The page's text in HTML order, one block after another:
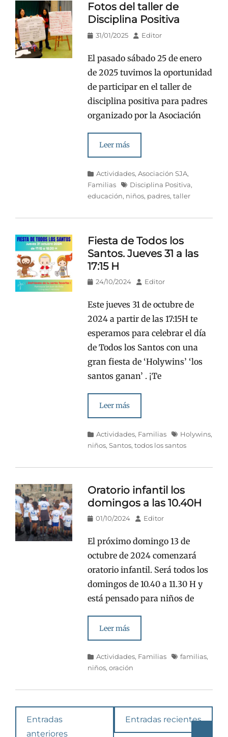
Fotos del taller de
Disciplina Positiva
Publicado
31/01/2025 AutorEditor
El pasado sábado 25 de enero
de 2025 tuvimos la oportunidad
de participar en el taller de
disciplina positiva para padres
organizado por la Asociación
Leer más
Categorías
Actividades,Asociación SJA,
Familias
Etiquetas
Disciplina Positiva,
educación, niños, padres,taller
Fiesta de Todos los
Santos. Jueves 31 a las
17:15 H
Publicado
24/10/2024 AutorEditor
Este jueves 31 de octubre de
2024 a partir de las 17:15H te
esperamos para celebrar el día
de Todos los Santos con una
gran fiesta de ‘Holywins’ ‘los
santos ganan’ . ¡Te
Leer más
Categorías
Actividades, Familias Etiquetas
Holywins,
niños,Santos,todos los santos
Oratorio infantil los
domingos a las 10.40H
Publicado
01/10/2024 AutorEditor
El próximo domingo 13 de
octubre de 2024 comenzará
oratorio infantil. Será todos los
domingos de 10.40 a 11.30 H y
está pensado para niños de
Leer más
Categorías
Actividades, Familias Etiquetas
familias,
niños,oración
Navegación
Entradas
anteriores
Entradas recientes